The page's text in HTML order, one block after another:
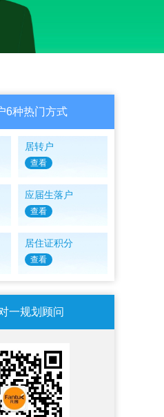
6种热门方式
居转户
查看
应届生落户
查看
居住证积分
查看
一规划顾问